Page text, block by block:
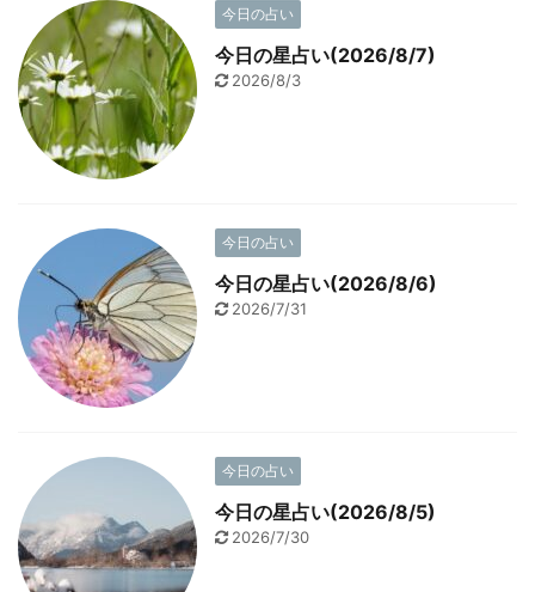
今日の占い
今日の星占い(2026/8/7)
2026/8/3
今日の占い
今日の星占い(2026/8/6)
2026/7/31
今日の占い
今日の星占い(2026/8/5)
2026/7/30